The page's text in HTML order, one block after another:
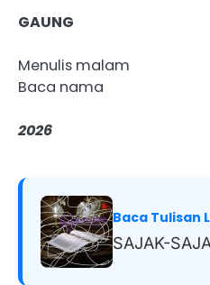
GAUNG
Menulis malam
Baca nama
2026
Baca Tulisan
SAJAK-